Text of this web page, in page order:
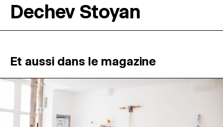
RÉSIDENCES ↓
ATELIERS OUVERTS
PROGRAMMATION
MAGAZINE
Dechev Stoyan
Et aussi dans le magazine